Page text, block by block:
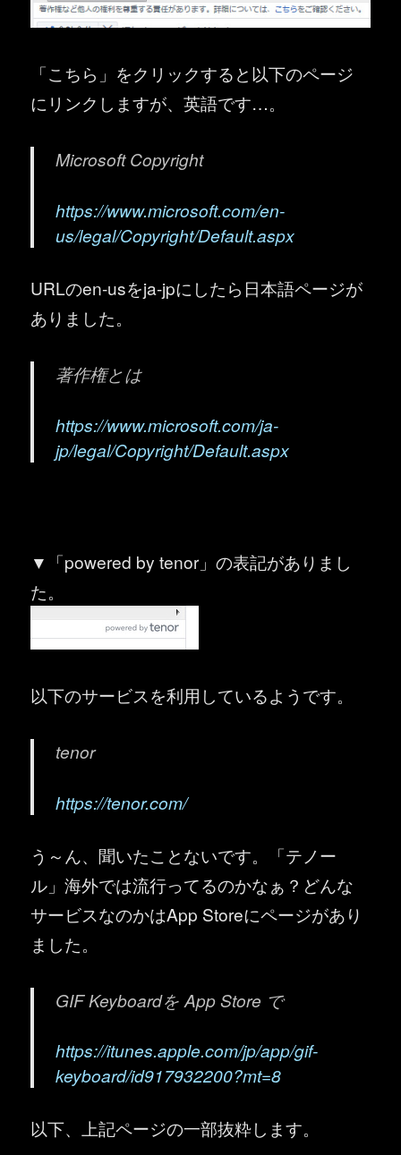
「こちら」をクリックすると以下のページ
にリンクしますが、英語です…。
Microsoft Copyright
https://www.microsoft.com/en-
us/legal/Copyright/Default.aspx
URLのen-usをja-jpにしたら日本語ページが
ありました。
著作権とは
https://www.microsoft.com/ja-
jp/legal/Copyright/Default.aspx
▼「powered by tenor」の表記がありまし
た。
以下のサービスを利用しているようです。
tenor
https://tenor.com/
う～ん、聞いたことないです。「テノー
ル」海外では流行ってるのかなぁ？どんな
サービスなのかはApp Storeにページがあり
ました。
GIF Keyboardを App Store で
https://itunes.apple.com/jp/app/gif-
keyboard/id917932200?mt=8
以下、上記ページの一部抜粋します。